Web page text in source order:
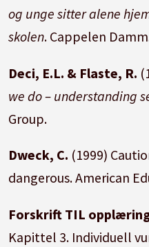
og unge sitter alene
skolen. Cappelen
Deci, E.L. & Flaste, R.
we do – understanding
Group.
Dweck, C. (1999)
dangerous.American
Forskrift TIL
Kapittel 3. Individuell